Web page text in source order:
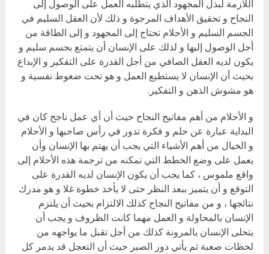
اللازمة لبذل المجهود الذي يتطلبه العمل على الوصول إلى
النجاح و تحقيق الأهداف المرجوة و ذلك لأن العقل السليم في
الجسم السليم و الأحلام تحتاج إلى المجهود و إلى الطاقة من
أجل الوصول إليها و لذلك على الإنسان أن يتمتع بجسم سليم و
يكون لديه العقل الصافي من أجل القدرة على التفكير و الإبداع
بحيث أن الإنسان لا يستطيع العمل و هو تحت ضغوط نفسية و
هو مشوش الذهن و التفكير.
و الأحلام من أهم مفاتيح النجاح حيث أن أي عمل ناجح كان في
البداية عبارة عن حلم و فكرة تدور في رأس صاحبها و الأحلام
و الخيال من أهم الأشياء التي يجب أن يهتم بها الإنسان وأن
يعمل على وضع الخطط التي تمكنه من ترجمة هذه الأحلام إلى
واقع ملموس ، كما يجب أن يكون الإنسان لديه القدرة على
التوقع و أن يتميز ببعد النظر حتى لا يأخذ خطوة غلا و هو مدرك
نتائجها ، و من مفاتيح النجاح كذلك الالتزام بحيث أن يلتزم
الإنسان بالمحاولة و العمل مهما كانت الظروف و يجب أن
يتحلى الإنسان بالمرونة كذلك من أجل تقبل ما يواجهه من
لحظات صعبة ثم يأتي دور الصبر حيث أن التعجل قد يدمر كل